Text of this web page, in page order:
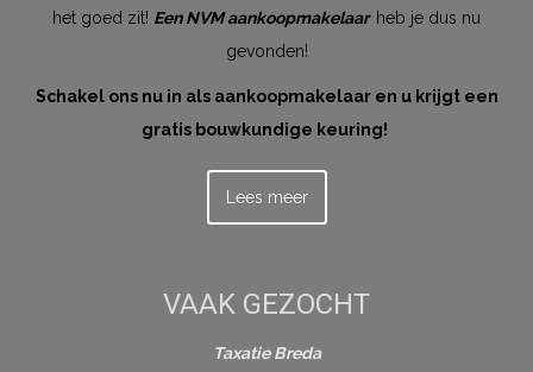
het goed zit! Een NVM aankoopmakelaar heb je dus nu
gevonden!
Schakel ons nu in als aankoopmakelaar en u krijgt een
gratis bouwkundige keuring!
Lees meer
VAAK GEZOCHT
Taxatie Breda